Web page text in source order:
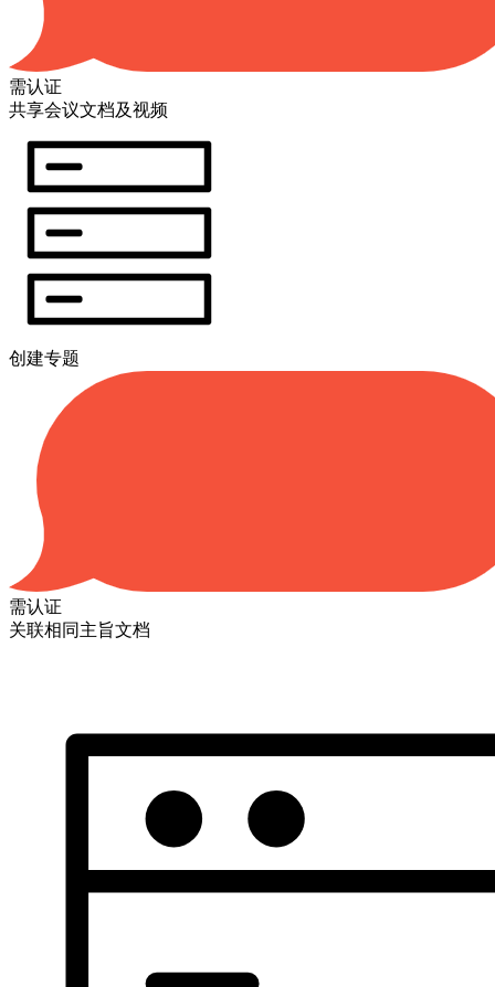
需认证
共享会议文档及视频
创建专题
需认证
关联相同主旨文档